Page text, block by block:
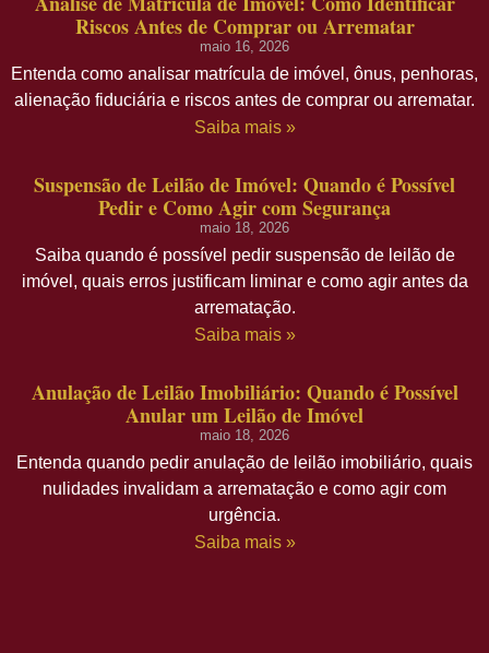
Riscos Antes de Comprar ou Arrematar
maio 16, 2026
Entenda como analisar matrícula de imóvel, ônus, penhoras,
alienação fiduciária e riscos antes de comprar ou arrematar.
Saiba mais »
Suspensão de Leilão de Imóvel: Quando é Possível
Pedir e Como Agir com Segurança
maio 18, 2026
Saiba quando é possível pedir suspensão de leilão de
imóvel, quais erros justificam liminar e como agir antes da
arrematação.
Saiba mais »
Anulação de Leilão Imobiliário: Quando é Possível
Anular um Leilão de Imóvel
maio 18, 2026
Entenda quando pedir anulação de leilão imobiliário, quais
nulidades invalidam a arrematação e como agir com
urgência.
Saiba mais »